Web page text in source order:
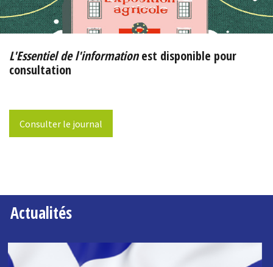
L'Essentiel de l'informationest disponible pour
consultation
Consulter le journal
Actualités